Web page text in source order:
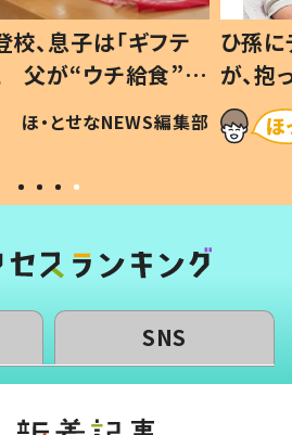
、息子は「ギフテ
父が“ウチ給食”を
由とは #令和の親
ほ・とせなNEWS編集部
ひ孫
が、
「涙が
い」
SNS